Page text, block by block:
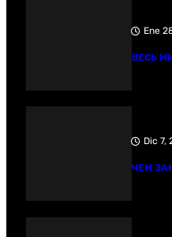
Ene
ВЕСЬ
Dic 7,
ЧЕМ